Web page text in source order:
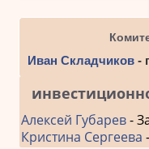
Иван Складчиков-
Алексей Губарев-
Кристина Сергеева